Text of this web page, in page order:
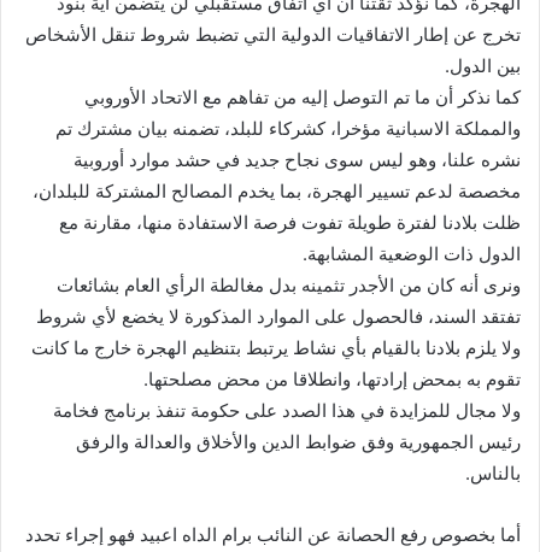
تخرج عن إطار الاتفاقيات الدولية التي تضبط شروط تنقل الأشخاص
بين الدول.
كما نذكر أن ما تم التوصل إليه من تفاهم مع الاتحاد الأوروبي
والمملكة الاسبانية مؤخرا، كشركاء للبلد، تضمنه بيان مشترك تم
نشره علنا، وهو ليس سوى نجاح جديد في حشد موارد أوروبية
مخصصة لدعم تسيير الهجرة، بما يخدم المصالح المشتركة للبلدان،
ظلت بلادنا لفترة طويلة تفوت فرصة الاستفادة منها، مقارنة مع
الدول ذات الوضعية المشابهة.
ونرى أنه كان من الأجدر تثمينه بدل مغالطة الرأي العام بشائعات
تفتقد السند، فالحصول على الموارد المذكورة لا يخضع لأي شروط
ولا يلزم بلادنا بالقيام بأي نشاط يرتبط بتنظيم الهجرة خارج ما كانت
تقوم به بمحض إرادتها، وانطلاقا من محض مصلحتها.
ولا مجال للمزايدة في هذا الصدد على حكومة تنفذ برنامج فخامة
رئيس الجمهورية وفق ضوابط الدين والأخلاق والعدالة والرفق
بالناس.
أما بخصوص رفع الحصانة عن النائب برام الداه اعبيد فهو إجراء تحدد